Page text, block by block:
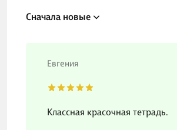
Сначала новые
Евгения
Классная красочная тетрадь.